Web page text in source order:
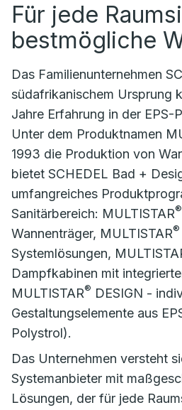
Für jede
bestmögliche
Das Familienunternehmen
südafrikanischem Ursprung
Jahre Erfahrung in der EPS-
Unter dem Produktnamen
1993 die Produktion von
bietet SCHEDEL Bad +
umfangreiches
Sanitärbereich: MULTISTAR®
Wannenträger, MULTISTAR®
Systemlösungen,
Dampfkabinen mit
MULTISTAR® DESIGN -
Gestaltungselemente aus
Polystrol).
Das Unternehmen versteht
Systemanbieter mit
Lösungen, der für jede